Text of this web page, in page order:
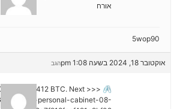
אורח
5wop90
אוקטובר 18, 2024 בשעה 1:08 pm הגב
1.82412 BTC. Next >>>
to-your-personal-cabinet-08-